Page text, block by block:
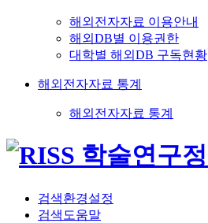
해외전자자료 이용안내
해외DB별 이용권한
대학별 해외DB 구독현황
해외전자자료 통계
해외전자자료 통계
검색환경설정
검색도움말